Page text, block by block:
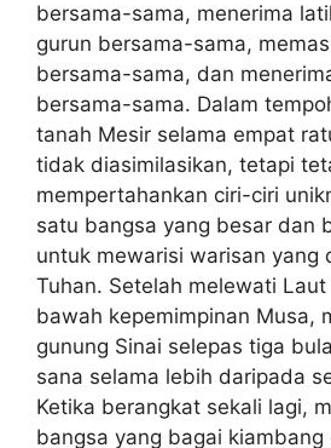
bersama-sama, menerima
gurun bersama-sama,
bersama-sama, dan
bersama-sama. Dalam
tanah Mesir selama empat
tidak diasimilasikan, tetapi
mempertahankan ciri-ciri
satu bangsa yang besar dan
untuk mewarisi warisan yang
Tuhan. Setelah melewati
bawah kepemimpinan Musa,
gunung Sinai selepas tiga
sana selama lebih daripada
Ketika berangkat sekali lagi,
bangsa yang bagai kiambang